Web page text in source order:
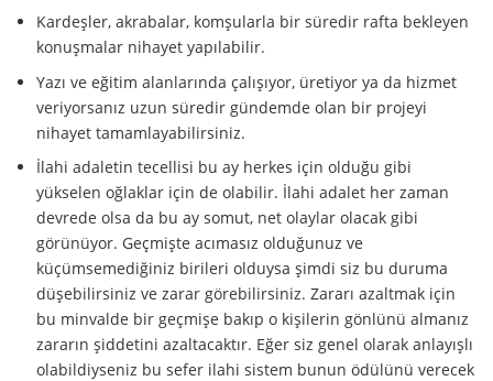
Kardeşler, akrabalar, komşularla bir süredir rafta bekleyen
konuşmalar nihayet yapılabilir.
Yazı ve eğitim alanlarında çalışıyor, üretiyor ya da hizmet
veriyorsanız uzun süredir gündemde olan bir projeyi
nihayet tamamlayabilirsiniz.
İlahi adaletin tecellisi bu ay herkes için olduğu gibi
yükselen oğlaklar için de olabilir. İlahi adalet her zaman
devrede olsa da bu ay somut, net olaylar olacak gibi
görünüyor. Geçmişte acımasız olduğunuz ve
küçümsemediğiniz birileri olduysa şimdi siz bu duruma
düşebilirsiniz ve zarar görebilirsiniz. Zararı azaltmak için
bu minvalde bir geçmişe bakıp o kişilerin gönlünü almanız
zararın şiddetini azaltacaktır. Eğer siz genel olarak anlayışlı
olabildiyseniz bu sefer ilahi sistem bunun ödülünü verecek